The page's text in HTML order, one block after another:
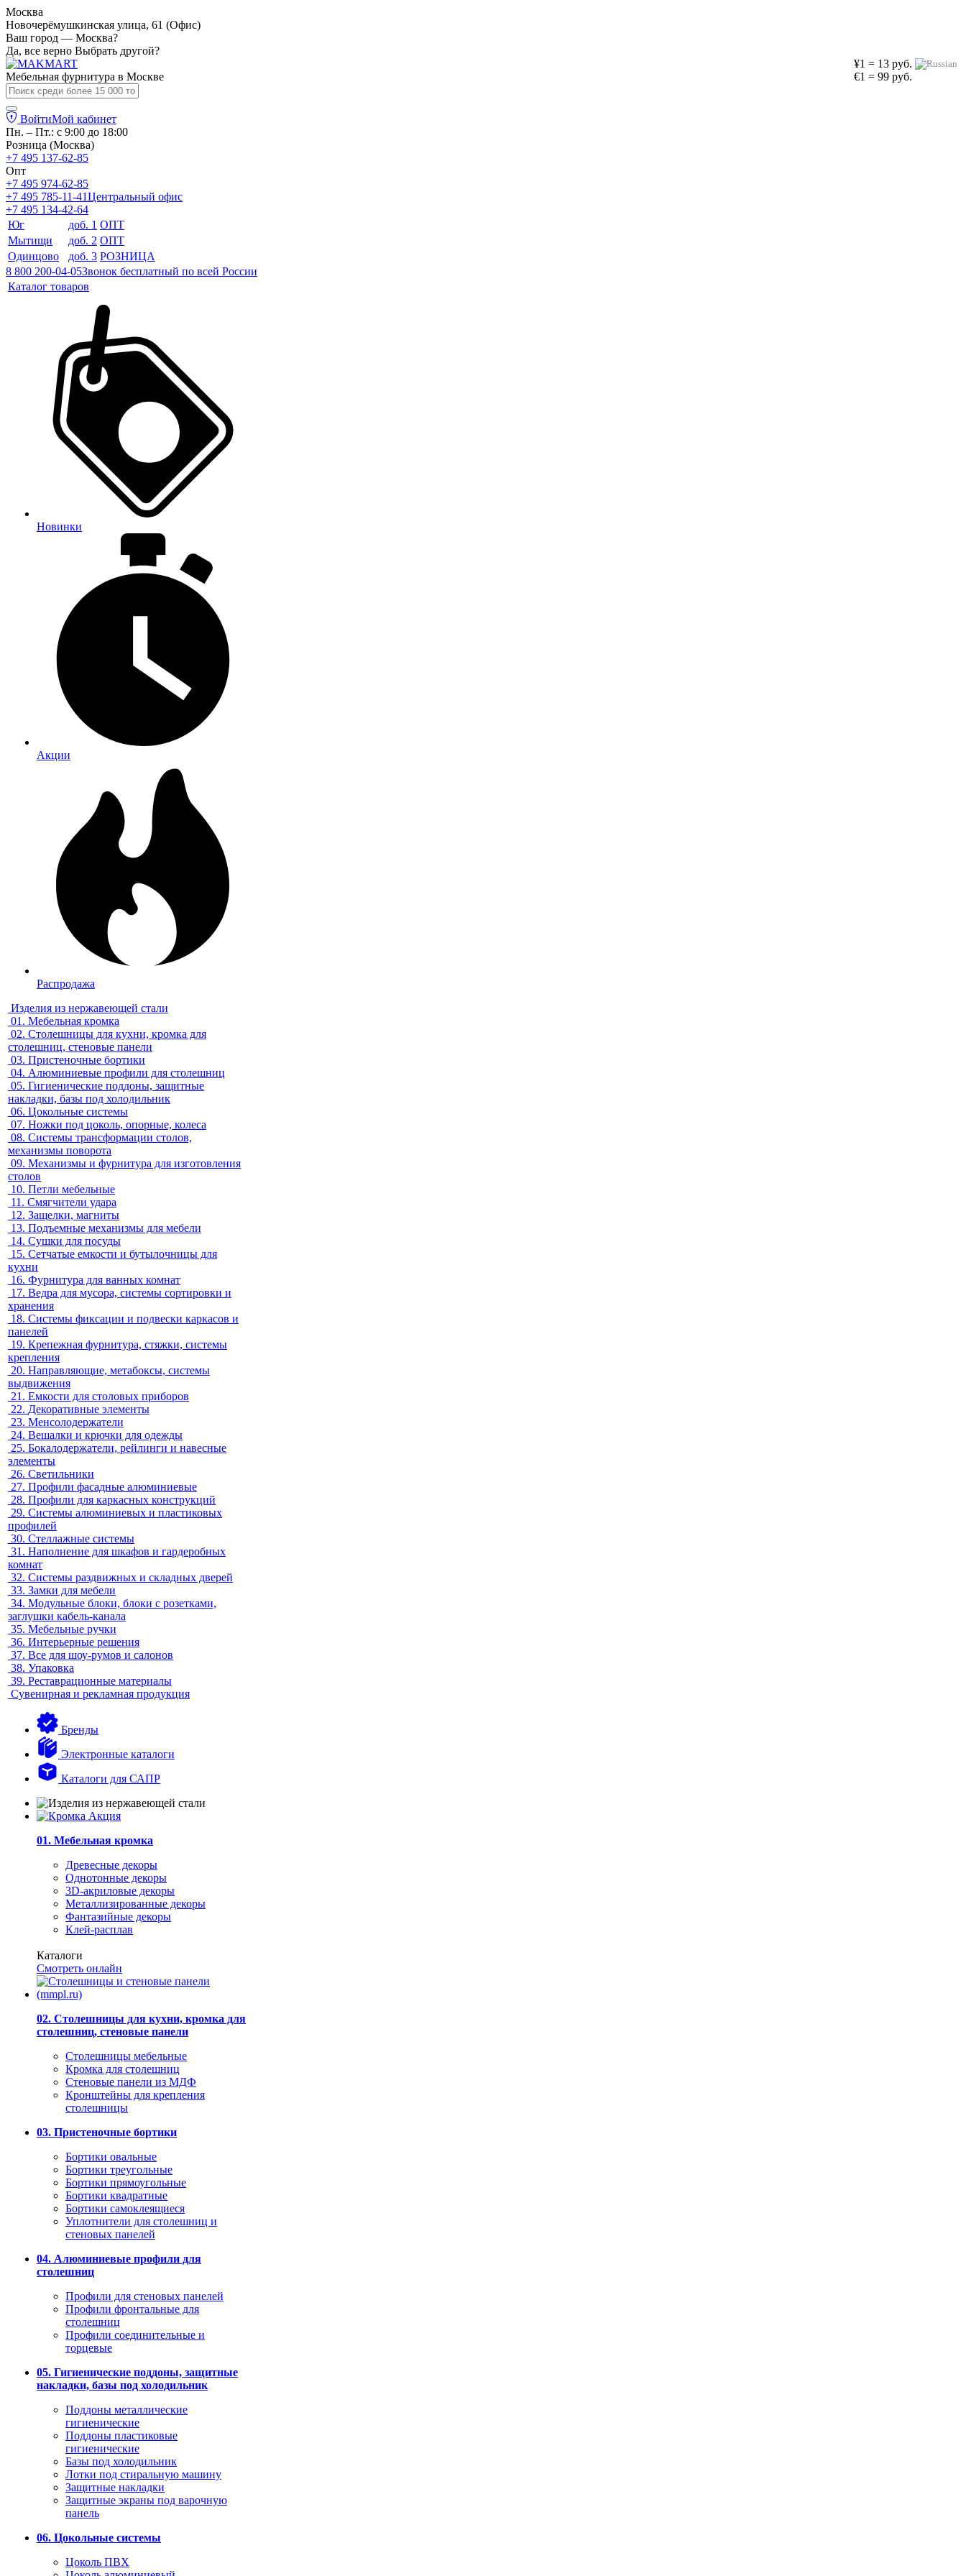
Москва
Новочерёмушкинская улица, 61 (Офис)
Ваш город — Москва?
Да, все верно Выбрать другой?
¥1 = 13 руб.
€1 = 99 руб.
Мебельная фурнитура в Москве
ВойтиМой кабинет
Пн. – Пт.: с 9:00 до 18:00
Розница (Москва)
+7 495 137-62-85
Опт
+7 495 974-62-85
+7 495 785-11-41Центральный офис
+7 495 134-42-64
Юг
доб. 1 ОПТ
Мытищи
доб. 2 ОПТ
Одинцово
доб. 3 РОЗНИЦА
8 800 200-04-05Звонок бесплатный по всей России
Каталог товаров
Новинки
Акции
Распродажа
Изделия из нержавеющей стали
01. Мебельная кромка
02. Столешницы для кухни, кромка для
столешниц, стеновые панели
03. Пристеночные бортики
04. Алюминиевые профили для столешниц
05. Гигиенические поддоны, защитные
накладки, базы под холодильник
06. Цокольные системы
07. Ножки под цоколь, опорные, колеса
08. Системы трансформации столов,
механизмы поворота
09. Механизмы и фурнитура для изготовления
столов
10. Петли мебельные
11. Смягчители удара
12. Защелки, магниты
13. Подъемные механизмы для мебели
14. Сушки для посуды
15. Сетчатые емкости и бутылочницы для
кухни
16. Фурнитура для ванных комнат
17. Ведра для мусора, системы сортировки и
хранения
18. Системы фиксации и подвески каркасов и
панелей
19. Крепежная фурнитура, стяжки, системы
крепления
20. Направляющие, метабоксы, системы
выдвижения
21. Емкости для столовых приборов
22. Декоративные элементы
23. Менсолодержатели
24. Вешалки и крючки для одежды
25. Бокалодержатели, рейлинги и навесные
элементы
26. Светильники
27. Профили фасадные алюминиевые
28. Профили для каркасных конструкций
29. Системы алюминиевых и пластиковых
профилей
30. Стеллажные системы
31. Наполнение для шкафов и гардеробных
комнат
32. Системы раздвижных и складных дверей
33. Замки для мебели
34. Модульные блоки, блоки с розетками,
заглушки кабель-канала
35. Мебельные ручки
36. Интерьерные решения
37. Все для шоу-румов и салонов
38. Упаковка
39. Реставрационные материалы
Сувенирная и рекламная продукция
Бренды
Электронные каталоги
Каталоги для САПР
01. Мебельная кромка
Древесные декоры
Однотонные декоры
3D-акриловые декоры
Металлизированные декоры
Фантазийные декоры
Клей-расплав
Каталоги
Смотреть онлайн
02. Столешницы для кухни, кромка для
столешниц, стеновые панели
Столешницы мебельные
Кромка для столешниц
Стеновые панели из МДФ
Кронштейны для крепления
столешницы
03. Пристеночные бортики
Бортики овальные
Бортики треугольные
Бортики прямоугольные
Бортики квадратные
Бортики самоклеящиеся
Уплотнители для столешниц и
стеновых панелей
04. Алюминиевые профили для
столешниц
Профили для стеновых панелей
Профили фронтальные для
столешниц
Профили соединительные и
торцевые
05. Гигиенические поддоны, защитные
накладки, базы под холодильник
Поддоны металлические
гигиенические
Поддоны пластиковые
гигиенические
Базы под холодильник
Лотки под стиральную машину
Защитные накладки
Защитные экраны под варочную
панель
06. Цокольные системы
Цоколь ПВХ